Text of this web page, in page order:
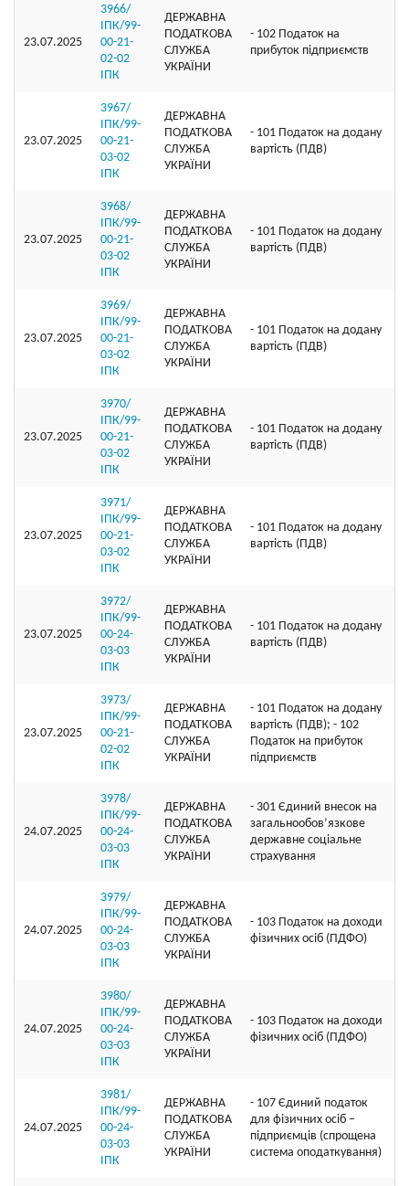
23.07.2025
3966/
ІПК/99-
00-21-
02-02
ІПК
ДЕРЖАВНА
ПОДАТКОВА
СЛУЖБА
УКРАЇНИ
- 102 Податок на
прибуток підприємств
23.07.2025
3967/
ІПК/99-
00-21-
03-02
ІПК
ДЕРЖАВНА
ПОДАТКОВА
СЛУЖБА
УКРАЇНИ
- 101 Податок на додану
вартість (ПДВ)
23.07.2025
3968/
ІПК/99-
00-21-
03-02
ІПК
ДЕРЖАВНА
ПОДАТКОВА
СЛУЖБА
УКРАЇНИ
- 101 Податок на додану
вартість (ПДВ)
23.07.2025
3969/
ІПК/99-
00-21-
03-02
ІПК
ДЕРЖАВНА
ПОДАТКОВА
СЛУЖБА
УКРАЇНИ
- 101 Податок на додану
вартість (ПДВ)
23.07.2025
3970/
ІПК/99-
00-21-
03-02
ІПК
ДЕРЖАВНА
ПОДАТКОВА
СЛУЖБА
УКРАЇНИ
- 101 Податок на додану
вартість (ПДВ)
23.07.2025
3971/
ІПК/99-
00-21-
03-02
ІПК
ДЕРЖАВНА
ПОДАТКОВА
СЛУЖБА
УКРАЇНИ
- 101 Податок на додану
вартість (ПДВ)
23.07.2025
3972/
ІПК/99-
00-24-
03-03
ІПК
ДЕРЖАВНА
ПОДАТКОВА
СЛУЖБА
УКРАЇНИ
- 101 Податок на додану
вартість (ПДВ)
23.07.2025
3973/
ІПК/99-
00-21-
02-02
ІПК
ДЕРЖАВНА
ПОДАТКОВА
СЛУЖБА
УКРАЇНИ
- 101 Податок на додану
вартість (ПДВ); - 102
Податок на прибуток
підприємств
24.07.2025
3978/
ІПК/99-
00-24-
03-03
ІПК
ДЕРЖАВНА
ПОДАТКОВА
СЛУЖБА
УКРАЇНИ
- 301 Єдиний внесок на
загальнообов’язкове
державне соціальне
страхування
24.07.2025
3979/
ІПК/99-
00-24-
03-03
ІПК
ДЕРЖАВНА
ПОДАТКОВА
СЛУЖБА
УКРАЇНИ
- 103 Податок на доходи
фізичних осіб (ПДФО)
24.07.2025
3980/
ІПК/99-
00-24-
03-03
ІПК
ДЕРЖАВНА
ПОДАТКОВА
СЛУЖБА
УКРАЇНИ
- 103 Податок на доходи
фізичних осіб (ПДФО)
24.07.2025
3981/
ІПК/99-
00-24-
03-03
ІПК
ДЕРЖАВНА
ПОДАТКОВА
СЛУЖБА
УКРАЇНИ
- 107 Єдиний податок
для фізичних осіб –
підприємців (спрощена
система оподаткування)